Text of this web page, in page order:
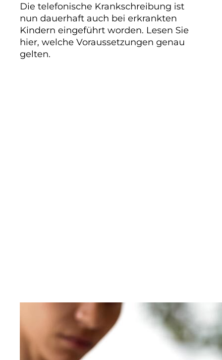
Die telefonische Krankschreibung ist
nun dauerhaft auch bei erkrankten
Kindern eingeführt worden. Lesen Sie
hier, welche Voraussetzungen genau
gelten.